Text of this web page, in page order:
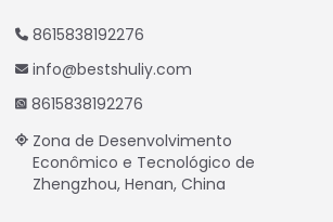
8615838192276
info@bestshuliy.com
8615838192276
Zona de Desenvolvimento
Econômico e Tecnológico de
Zhengzhou, Henan, China